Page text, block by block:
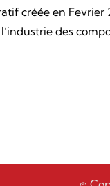
créée en Fevrier
des